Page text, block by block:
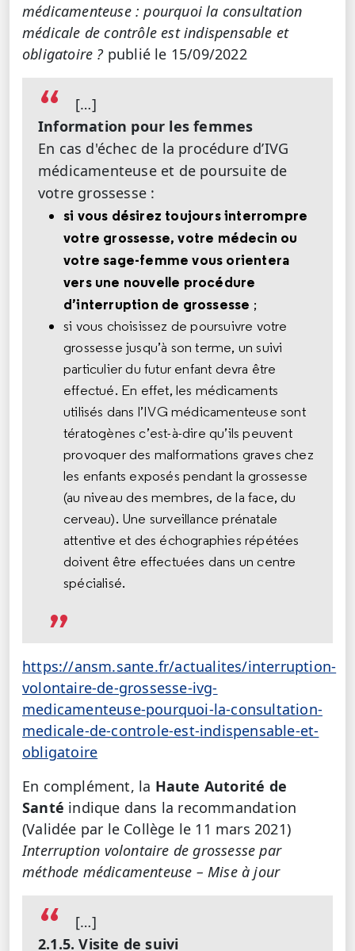
médicamenteuse : pourquoi la consultation
médicale de contrôle est indispensable et
obligatoire ? publié le 15/09/2022
[…]
Information pour les femmes
En cas d'échec de la procédure d’IVG
médicamenteuse et de poursuite de
votre grossesse :
si vous désirez toujours interrompre
votre grossesse, votre médecin ou
votre sage-femme vous orientera
vers une nouvelle procédure
d’interruption de grossesse ;
si vous choisissez de poursuivre votre
grossesse jusqu’à son terme, un suivi
particulier du futur enfant devra être
effectué. En effet, les médicaments
utilisés dans l’IVG médicamenteuse sont
tératogènes c’est-à-dire qu’ils peuvent
provoquer des malformations graves chez
les enfants exposés pendant la grossesse
(au niveau des membres, de la face, du
cerveau). Une surveillance prénatale
attentive et des échographies répétées
doivent être effectuées dans un centre
spécialisé.
https://ansm.sante.fr/actualites/interruption-
volontaire-de-grossesse-ivg-
medicamenteuse-pourquoi-la-consultation-
medicale-de-controle-est-indispensable-et-
obligatoire
En complément, la Haute Autorité de
Santé indique dans la recommandation
(Validée par le Collège le 11 mars 2021)
Interruption volontaire de grossesse par
méthode médicamenteuse – Mise à jour
[…]
2.1.5. Visite de suivi